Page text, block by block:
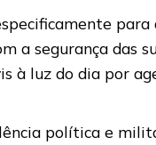
a segurança das
à luz do dia por
política e